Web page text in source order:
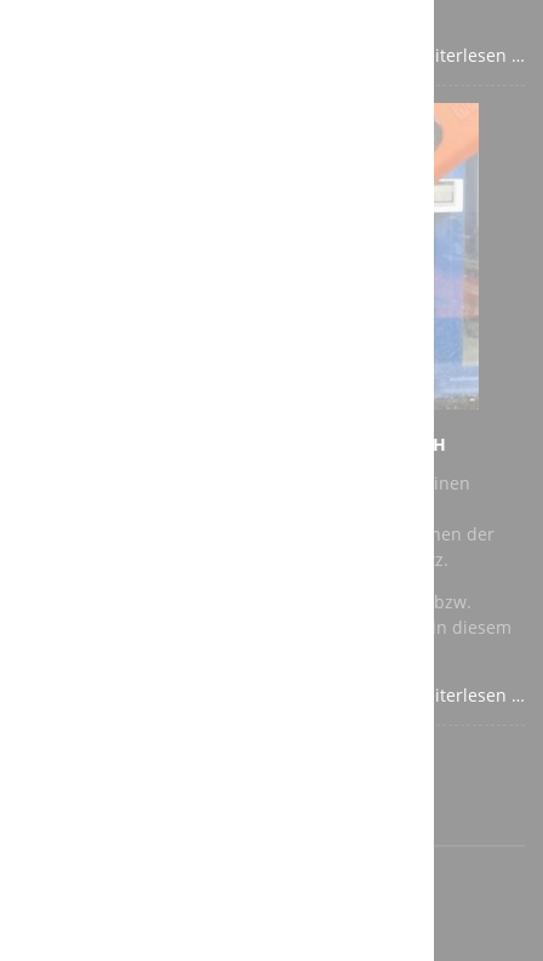
Weiterlesen …
NEUER AUFTRAG FÜR DIE A3T ENGINEERING GMBH
Bei unserem jüngsten Auftrag geht es darum, für einen
modernisieren. Als Roboter kommen dabei Maschinen der
renommierten Hersteller Kuka und ABB zum Einsatz.
Für die speicherprogrammierbare Steuerung (SPS) bzw.
Totally Integrated Automation (TIA) verwenden wir in diesem
Weiterlesen …